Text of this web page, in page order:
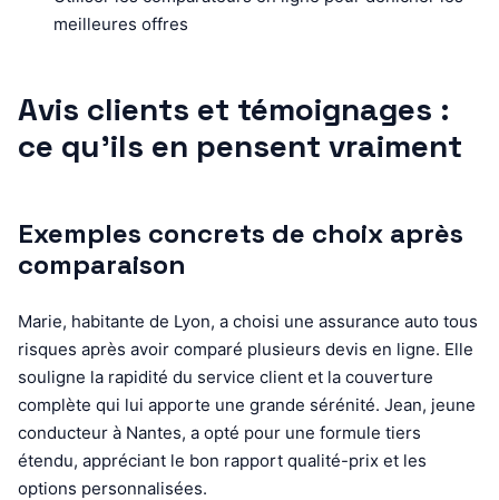
meilleures offres
Avis clients et témoignages :
ce qu’ils en pensent vraiment
Exemples concrets de choix après
comparaison
Marie, habitante de Lyon, a choisi une assurance auto tous
risques après avoir comparé plusieurs devis en ligne. Elle
souligne la rapidité du service client et la couverture
complète qui lui apporte une grande sérénité. Jean, jeune
conducteur à Nantes, a opté pour une formule tiers
étendu, appréciant le bon rapport qualité-prix et les
options personnalisées.